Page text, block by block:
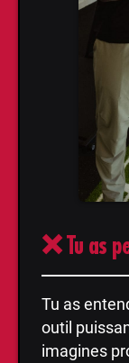
❌Tu as
Tu as
outil
imagines